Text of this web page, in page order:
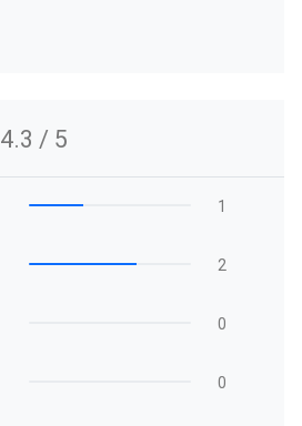
4.3 / 5
1
2
0
0